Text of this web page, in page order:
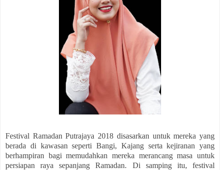
Festival Ramadan Putrajaya 2018 disasarkan untuk mereka yang
berada di kawasan seperti Bangi, Kajang serta kejiranan yang
berhampiran bagi memudahkan mereka merancang masa untuk
persiapan raya sepanjang Ramadan. Di samping itu, festival